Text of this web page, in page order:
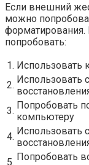
Если внешний
можно
попробовать:
1. Использовать
2. Использовать
3. Попробовать
компьютеру
4. Использовать
5. Попробовать